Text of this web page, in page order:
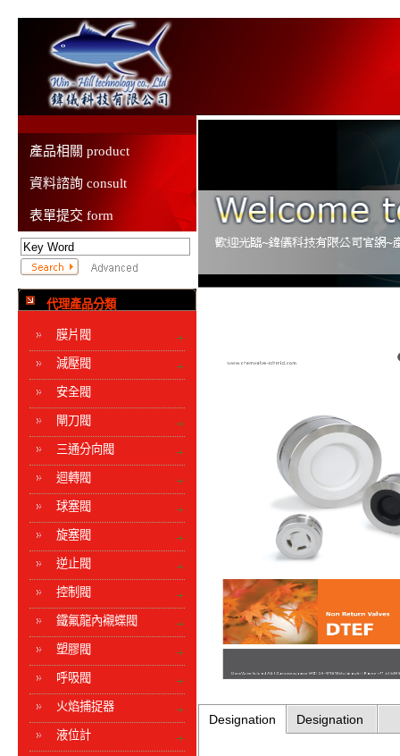
產品相關 product
資料諮詢 consult
表單提交 form
代理產品分類
膜片閥
減壓閥
安全閥
閘刀閥
三通分向閥
迴轉閥
球塞閥
旋塞閥
逆止閥
控制閥
鐵氟龍內襯蝶閥
塑膠閥
呼吸閥
火焰捕捉器
液位計
Designation Designation